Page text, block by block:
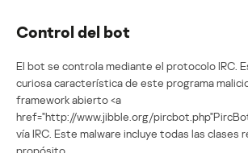
Control del bot
El bot se controla mediante el protocolo IRC.
curiosa característica de este programa
framework abierto <a
href="http://www.jibble.org/
vía IRC. Este malware incluye todas las clases
propósito.